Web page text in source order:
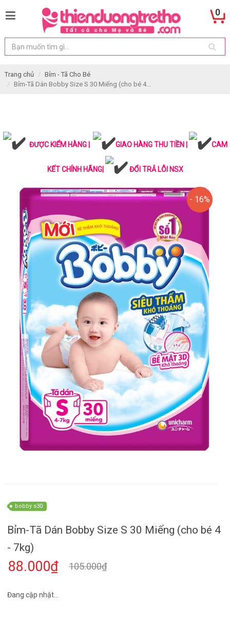
0
Trang chủ
Bỉm - Tã Cho Bé
Bỉm-Tã Dán Bobby Size S 30 Miếng (cho bé 4...
ĐƯỢC KIỂM HÀNG | GIAO HÀNG THU TIỀN | CAM
KẾT CHÍNH HÃNG| ĐỔI TRẢ LỖI NSX
- 16%
bobby s30
Bỉm-Tã Dán Bobby Size S 30 Miếng (cho bé 4
- 7kg)
88.000₫ 105.000₫
Đang cập nhật...